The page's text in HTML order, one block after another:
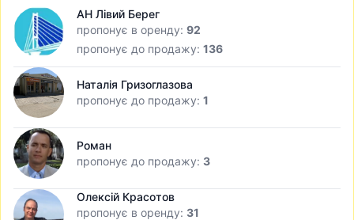
АН Лівий Берег
пропонує в оренду: 92
пропонує до продажу: 136
Наталія Гризоглазова
пропонує до продажу: 1
Роман
пропонує до продажу: 3
Олексій Красотов
пропонує в оренду: 31